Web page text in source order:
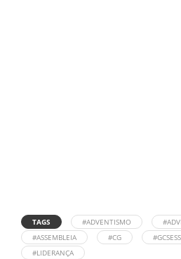
TAGS #ADVENTISMO
#ASSEMBLEIA
#CG
#LIDERANÇA